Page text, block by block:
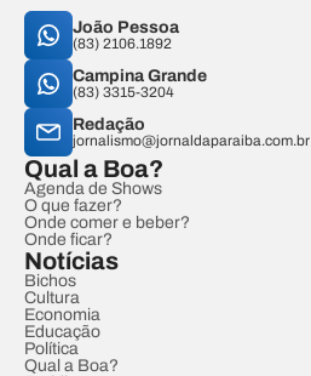
João Pessoa
(83) 2106.1892
Campina Grande
(83) 3315-3204
Redação
jornalismo@jornaldaparaiba.com.br
Qual a Boa?
Agenda de Shows
O que fazer?
Onde comer e beber?
Onde ficar?
Notícias
Bichos
Cultura
Economia
Educação
Política
Qual a Boa?